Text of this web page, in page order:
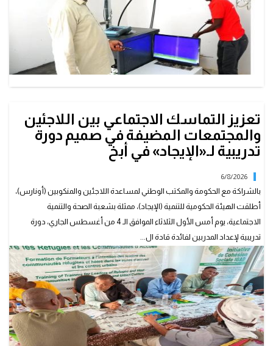
تعزيز التماسك الاجتماعي بين اللاجئين
والمجتمعات المضيفة في صميم دورة
تدريبية لـ«الإيجاد» في أبخ
6/8/2026
بالشراكة مع الحكومة والمكتب الوطني لمساعدة اللاجئين والمنكوبين (أونارس)،
أطلقت الهيئة الحكومية للتنمية (الإيجاد)، ممثلة بشعبة الصحة والتنمية
الاجتماعية، يوم أمس الأول الثلاثاء الموافق الـ 4 من أغسطس الجاري، دورة
تدريبية لإعداد المدربين لفائدة قادة ال...